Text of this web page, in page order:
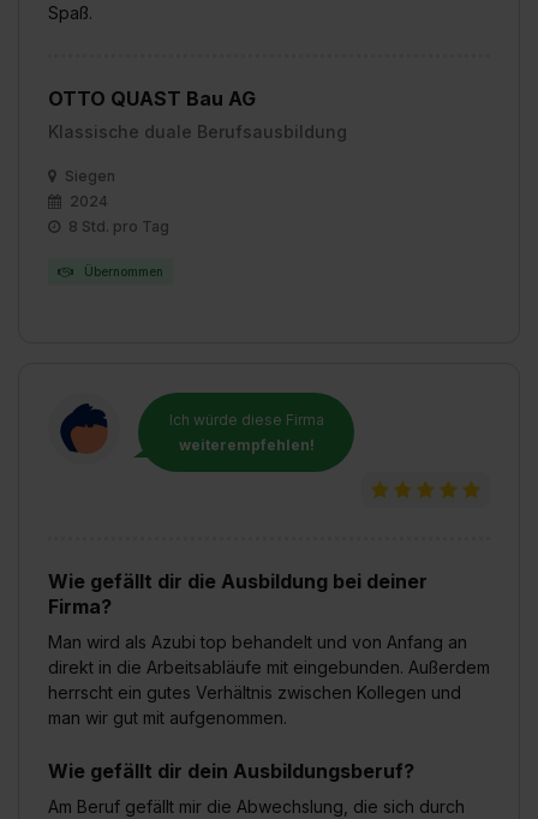
Spaß.
OTTO QUAST Bau AG
Klassische duale Berufsausbildung
Siegen
2024
8 Std. pro Tag
Übernommen
Ich würde diese Firma
weiterempfehlen!
Wie gefällt dir die Ausbildung bei deiner
Firma?
Man wird als Azubi top behandelt und von Anfang an
direkt in die Arbeitsabläufe mit eingebunden. Außerdem
herrscht ein gutes Verhältnis zwischen Kollegen und
man wir gut mit aufgenommen.
Wie gefällt dir dein Ausbildungsberuf?
Am Beruf gefällt mir die Abwechslung, die sich durch